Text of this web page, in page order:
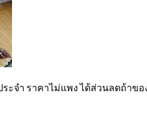
ะจำ ราคาไม่แพง ได้ส่วนลดถ้าขอ